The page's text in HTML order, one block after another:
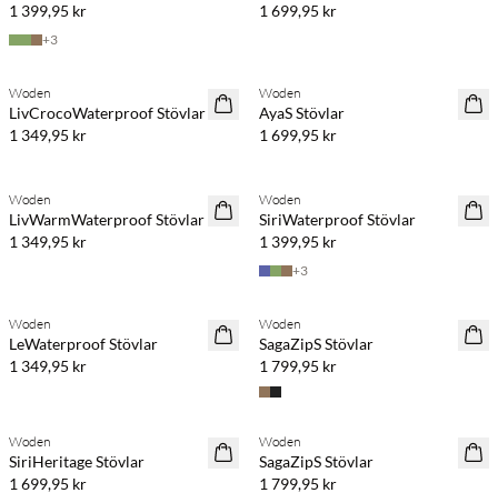
1 399,95 kr
+3
1 699,95 kr
Woden
LivCrocoWaterproof Stövlar
1 349,95 kr
Woden
AyaS Stövlar
1 699,95 kr
Woden
LivWarmWaterproof Stövlar
1 349,95 kr
Woden
SiriWaterproof Stövlar
1 399,95 kr
+3
Woden
LeWaterproof Stövlar
1 349,95 kr
Woden
SagaZipS Stövlar
1 799,95 kr
Woden
SiriHeritage Stövlar
1 699,95 kr
Woden
SagaZipS Stövlar
1 799,95 kr